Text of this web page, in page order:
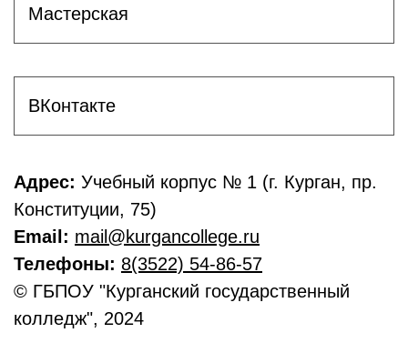
Мастерская
ВКонтакте
Адрес: Учебный корпус № 1 (г. Курган, пр.
Конституции, 75)
Email: mail@kurgancollege.ru
Телефоны: 8(3522) 54-86-57
© ГБПОУ "Курганский государственный
колледж", 2024